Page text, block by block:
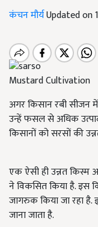
कंचन मौर्यUpdated on
Mustard Cultivation
अगर किसान रबी सीजन
उन्हें फसल से अधिक
किसानों को सरसों की
एक ऐसी ही उन्नत किस्म
ने विकसित किया है. इस
जागरुक किया जा रहा
जाना जाता है.